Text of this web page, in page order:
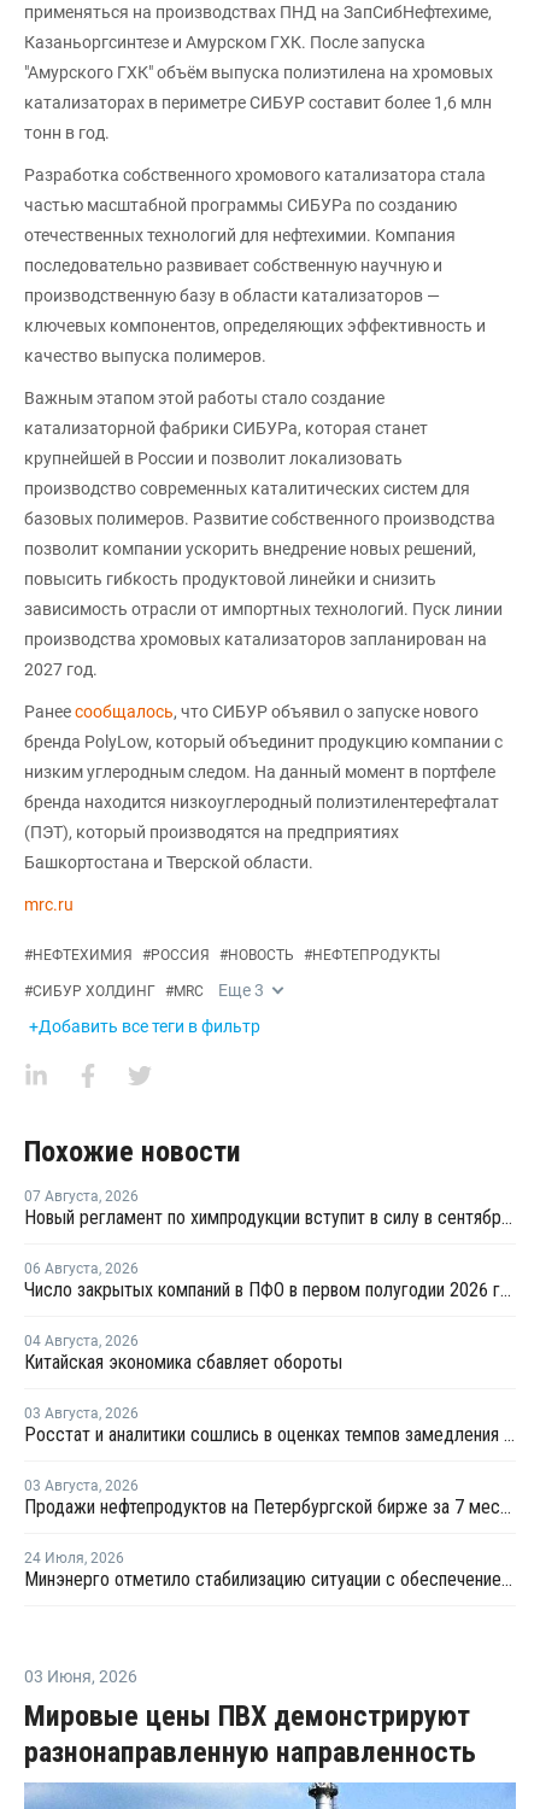
применяться на производствах ПНД на ЗапСибНефтехиме,
Казаньоргсинтезе и Амурском ГХК. После запуска
"Амурского ГХК" объём выпуска полиэтилена на хромовых
катализаторах в периметре СИБУР составит более 1,6 млн
тонн в год.
Разработка собственного хромового катализатора стала
частью масштабной программы СИБУРа по созданию
отечественных технологий для нефтехимии. Компания
последовательно развивает собственную научную и
производственную базу в области катализаторов —
ключевых компонентов, определяющих эффективность и
качество выпуска полимеров.
Важным этапом этой работы стало создание
катализаторной фабрики СИБУРа, которая станет
крупнейшей в России и позволит локализовать
производство современных каталитических систем для
базовых полимеров. Развитие собственного производства
позволит компании ускорить внедрение новых решений,
повысить гибкость продуктовой линейки и снизить
зависимость отрасли от импортных технологий. Пуск линии
производства хромовых катализаторов запланирован на
2027 год.
Ранеесообщалось, что СИБУР объявил о запуске нового
бренда PolyLow, который объединит продукцию компании с
низким углеродным следом. На данный момент в портфеле
бренда находится низкоуглеродный полиэтилентерефталат
(ПЭТ), который производятся на предприятиях
Башкортостана и Тверской области.
mrc.ru
#НЕФТЕХИМИЯ #РОССИЯ #НОВОСТЬ #НЕФТЕПРОДУКТЫ
#СИБУР ХОЛДИНГ #MRC Еще3
+Добавить все теги в фильтр
Похожие новости
07 Августа, 2026
Новый регламент по химпродукции вступит в силу в сентябре 2027 года
06 Августа, 2026
Число закрытых компаний в ПФО в первом полугодии 2026 года вдвое превысило число новых
04 Августа, 2026
Китайская экономика сбавляет обороты
03 Августа, 2026
Росстат и аналитики сошлись в оценках темпов замедления экономики
03 Августа, 2026
Продажи нефтепродуктов на Петербургской бирже за 7 месяцев снизились на 11,2%, в июле – на 35,6%
24 Июля, 2026
Минэнерго отметило стабилизацию ситуации с обеспечением топливом в ряде регионов
03 Июня, 2026
Мировые цены ПВХ демонстрируют
разнонаправленную направленность